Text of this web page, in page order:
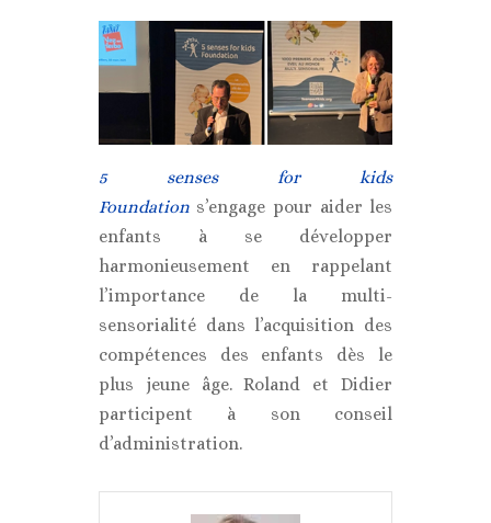
5 senses for kids
Foundations’engage pour aider les
enfants à se développer
harmonieusement en rappelant
l’importance de la multi-
sensorialité dans l’acquisition des
compétences des enfants dès le
plus jeune âge. Roland et Didier
participent à son conseil
d’administration.